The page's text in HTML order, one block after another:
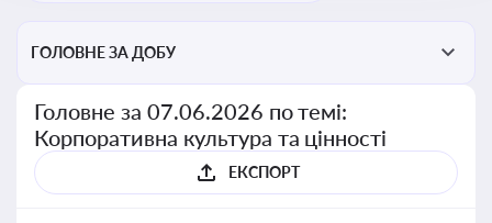
ГОЛОВНЕ ЗА ДОБУ
Головне за 07.06.2026 по темі:
Корпоративна культура та цінності
ЕКСПОРТ